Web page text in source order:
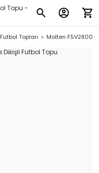
Futbol Topları Molten F5V2800